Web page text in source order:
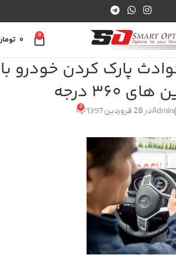
0
پارک کردن خودرو با
360 درجه
Adminدر 28 فروردین 1397 0